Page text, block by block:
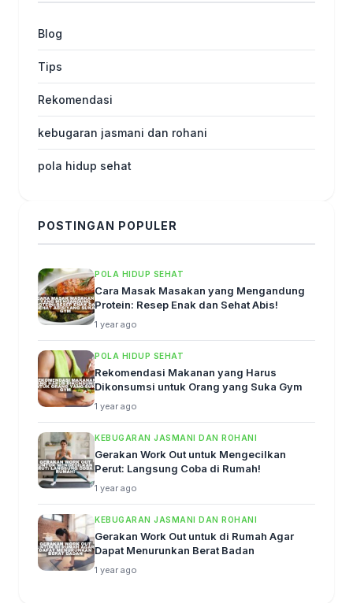
Blog
Tips
Rekomendasi
kebugaran jasmani dan rohani
pola hidup sehat
POSTINGAN POPULER
POLA HIDUP SEHAT
Cara Masak Masakan yang Mengandung
Protein: Resep Enak dan Sehat Abis!
1 year ago
POLA HIDUP SEHAT
Rekomendasi Makanan yang Harus
Dikonsumsi untuk Orang yang Suka Gym
1 year ago
KEBUGARAN JASMANI DAN ROHANI
Gerakan Work Out untuk Mengecilkan
Perut: Langsung Coba di Rumah!
1 year ago
KEBUGARAN JASMANI DAN ROHANI
Gerakan Work Out untuk di Rumah Agar
Dapat Menurunkan Berat Badan
1 year ago